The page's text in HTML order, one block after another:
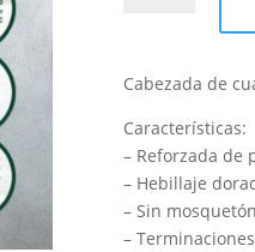
goma
cantidad
Cabezada de
Características:
– Reforzada de
– Hebillaje
– Sin
–